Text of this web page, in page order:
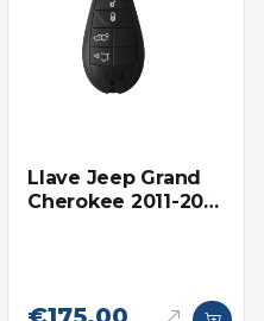
Llave Jeep Grand
Cherokee 2011-2013